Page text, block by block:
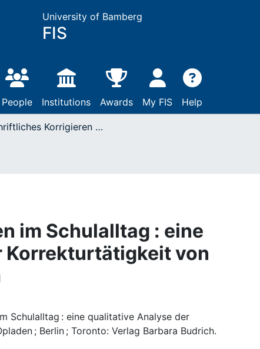
University of Bamberg
FIS
People Institutions Awards My FIS Help
Schriftliches Korrigieren im Schulalltag : eine qualitative Analyse der Korrekturtätigkeit von Grundschullehrkräften
im Schulalltag : eine
Korrekturtätigkeit von
Schulalltag : eine qualitative Analyse der
; Berlin ; Toronto: Verlag Barbara Budrich.